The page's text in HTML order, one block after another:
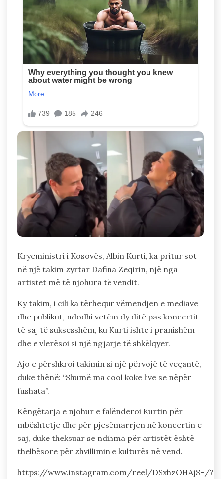
Kryeministri i Kosovës, Albin Kurti, ka pritur sot
në një takim zyrtar Dafina Zeqirin, një nga
artistet më të njohura të vendit.
Ky takim, i cili ka tërhequr vëmendjen e mediave
dhe publikut, ndodhi vetëm dy ditë pas koncertit
të saj të suksesshëm, ku Kurti ishte i pranishëm
dhe e vlerësoi si një ngjarje të shkëlqyer.
Ajo e përshkroi takimin si një përvojë të veçantë,
duke thënë: “Shumë ma cool koke live se nëpër
fushata”.
Këngëtarja e njohur e falënderoi Kurtin për
mbështetje dhe për pjesëmarrjen në koncertin e
saj, duke theksuar se ndihma për artistët është
thelbësore për zhvillimin e kulturës në vend.
https://www.instagram.com/reel/DSxhzOHAjS-/?